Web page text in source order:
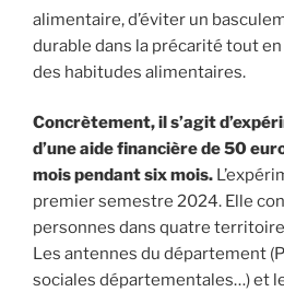
alimentaire, d’éviter un
durable dans la précarité tout
des habitudes alimentaires.
Concrètement, il s’agit
d’une aide financière de 50
mois pendant six mois.
premier semestre 2024. Elle
personnes dans quatre
Les antennes du département
sociales départementales…) et